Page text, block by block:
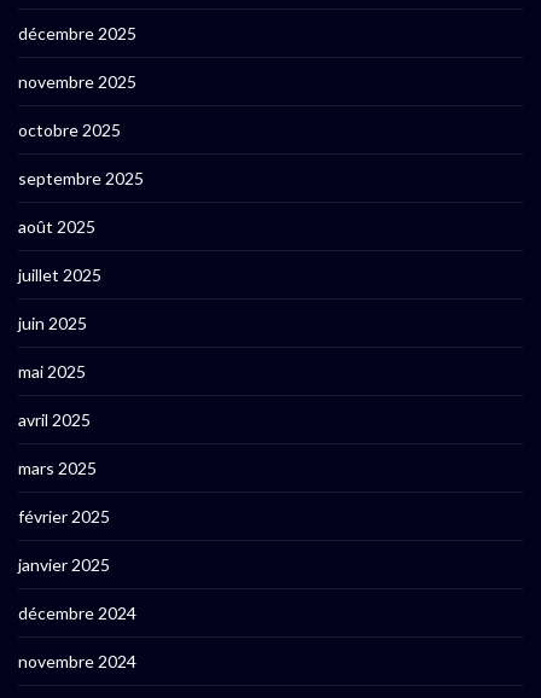
décembre 2025
novembre 2025
octobre 2025
septembre 2025
août 2025
juillet 2025
juin 2025
mai 2025
avril 2025
mars 2025
février 2025
janvier 2025
décembre 2024
novembre 2024